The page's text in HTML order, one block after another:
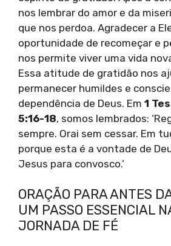
nos lembrar do amor e da
que nos perdoa. Agradecer a
oportunidade de recomeçar e
nos permite viver uma vida
Essa atitude de gratidão nos
permanecer humildes e
dependência de Deus. Em 1
5:16-18, somos lembrados:
sempre. Orai sem cessar. Em
porque esta é a vontade de
Jesus para convosco.’
ORAÇÃO PARA ANTES
UM PASSO ESSENCIAL
JORNADA DE FÉ